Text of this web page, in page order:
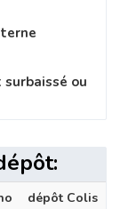
ou
dépôt Colis